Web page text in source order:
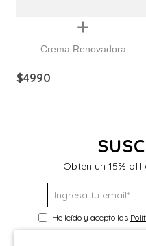
Quickview
Crema Renovadora
$4990
Obten un 15%
He leído y acepto las